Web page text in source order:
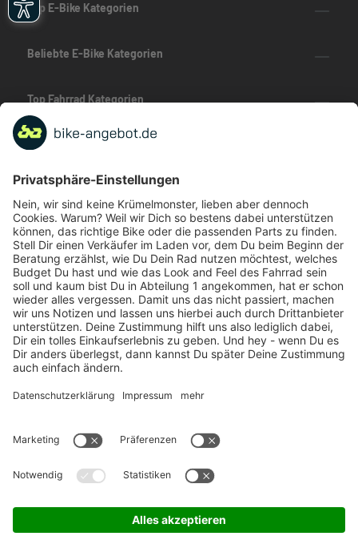
Top E-Bike Kategorien
Beliebte E-Bike Kategorien
Top Fahrrad Kategorien
Beliebte Fahrrad-Kategorien
Marken-Highlights
TOP-Marken
ZAHLUNGSARTEN / RATENKAUF
FÜR ARBEITGEBER & ARBEITNEHMER